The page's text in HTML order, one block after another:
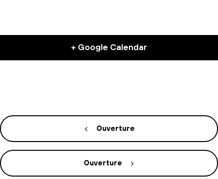
+ Google Calendar
Ouverture
Ouverture